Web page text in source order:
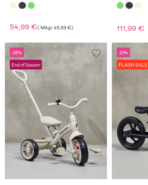
54,99 €(Mitgl.45,99 €) 111,99 €
-28%
End of Season
-21%
FLASH SALE